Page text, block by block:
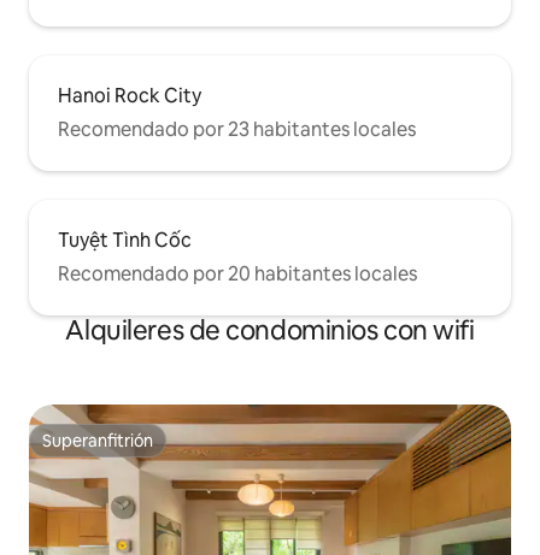
Hanoi Rock City
Recomendado por 23 habitantes locales
Tuyệt Tình Cốc
Recomendado por 20 habitantes locales
Alquileres de condominios con wifi
Superanfitrión
Superanfitrión